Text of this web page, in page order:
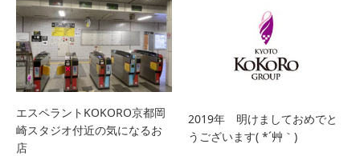
エスペラントKOKORO京都岡
崎スタジオ付近の気になるお
店
2019年 明けましておめでと
うございます( *´艸｀)